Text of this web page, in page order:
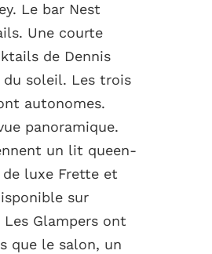
Le bar Nest
Une courte
de Dennis
du soleil. Les trois
autonomes.
panoramique.
un lit queen-
de luxe Frette et
sur
Glampers ont
que le salon, un